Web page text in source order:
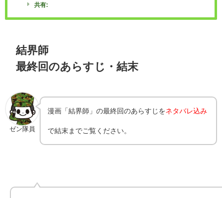
共有:
結界師
最終回のあらすじ・結末
ゼン隊員
漫画「結界師」の最終回のあらすじをネタバレ込み
で結末までご覧ください。